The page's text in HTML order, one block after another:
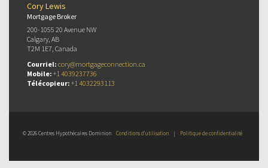
Cory Lewis
Mortgage Broker
200-1055 20 Avenue NW
Calgary, AB
T2M 1E7, Canada
Courriel: cory@mortgageconnection.ca
Mobile: +1 4039237736
Télécopieur: +1 4032293113
© 2026 Centres Hypothécaires Dominion Conditions d’utilisation | Politique de confidentialité